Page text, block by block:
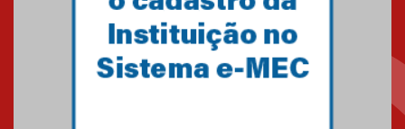
Como os pais podem investir
na educação dos filhos além da
escola